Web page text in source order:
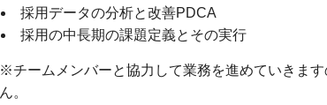
採用データの分析と改善PDCA
採用の中長期の課題定義とその実行
※チームメンバーと協力して業務を進めていきま
ん。